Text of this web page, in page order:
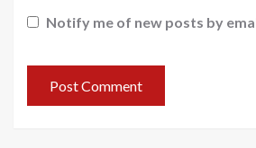
Notify me of new posts by